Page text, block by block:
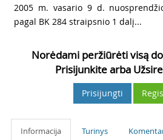
2005 m. vasario 9 d.
pagal BK 284 straipsnio 1 dalį...
Norėdami peržiūrėti visą
Prisijunkite arba
Prisijungti
Informacija Turinys